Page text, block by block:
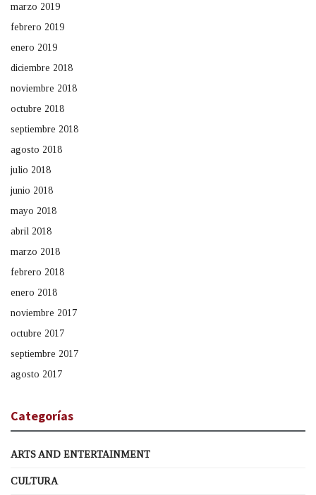
marzo 2019
febrero 2019
enero 2019
diciembre 2018
noviembre 2018
octubre 2018
septiembre 2018
agosto 2018
julio 2018
junio 2018
mayo 2018
abril 2018
marzo 2018
febrero 2018
enero 2018
noviembre 2017
octubre 2017
septiembre 2017
agosto 2017
Categorías
ARTS AND ENTERTAINMENT
CULTURA